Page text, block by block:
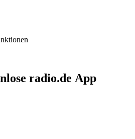
radio.de App